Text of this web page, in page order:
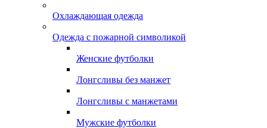
Охлаждающая одежда
Одежда с пожарной символикой
Женские футболки
Лонгсливы без манжет
Лонгсливы с манжетами
Мужские футболки